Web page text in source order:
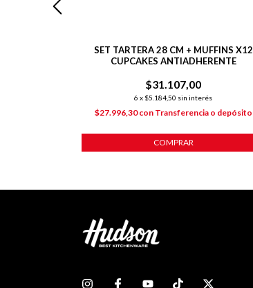
SET TARTERA 28 CM + MUFFINS X12
CUPCAKES ANTIADHERENTE
$31.107,00
6 x $5.184,50 sin interés
$27.996,30con Transferencia o depósito
COMPRAR